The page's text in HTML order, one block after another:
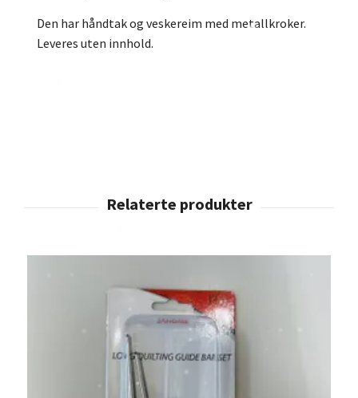
Den har håndtak og veskereim med metallkroker.
Leveres uten innhold.